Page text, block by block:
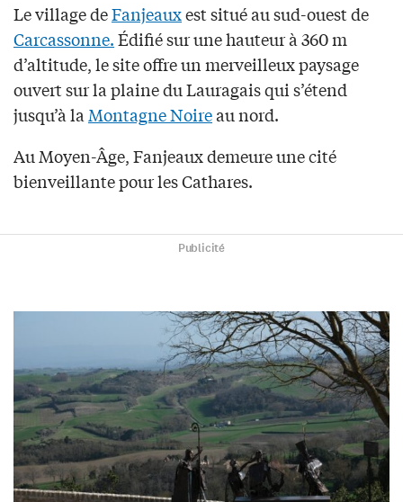
Le village deFanjeauxest situé au sud-ouest de
Carcassonne.Édifié sur une hauteur à 360 m
d’altitude, le site offre un merveilleux paysage
ouvert sur la plaine du Lauragais qui s’étend
jusqu’à la Montagne Noireau nord.
Au Moyen-Âge, Fanjeaux demeure une cité
bienveillante pour les Cathares.
Publicité